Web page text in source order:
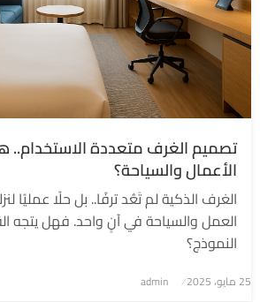
تصميم الغرف متعددة الاستخدام..
الأعمال والسياحة؟
الغرف الذكية لم تَعُد ترفًا.. بل حلًا عمليًا
العمل والسياحة في آنٍ واحد. فهل يتجه
النموذج؟
نُشر
25 مايو، 2025 admin